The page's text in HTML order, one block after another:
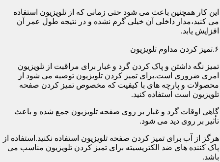
این کار همچنین باعث می شود حتی زمانی که از تلویزیون استفاده
می کنید،مدار داخلی آن خیلی گرم نشده و در نتیجه طول عمر آن
افزایش یابد.
۶.تمیز کردن مداوم تلویزیون
تمیز نگه داشتن و پاک کردن گرد و غبار برای مراقبت از تلویزیون
امری ضروری است.برای تمیز کردن تلویزیون توصیه می شود از
محصولات و پارچه های با کیفیت که مخصوص تمیز کردن صفحه
تلویزیون است استفاده کنید.
گاهی اوقات گرد و غبار بر روی صفحه تلویزیون جمع شده و باعث
تأثیر بر روی دید می شود.
هرگز از آب برای تمیز کردن صفحه تلویزیون استفاده نکنید.استفاده از
پاک کننده های ضد الکتریسیته برای تمیز کردن تلویزیون مناسب می
باشد.